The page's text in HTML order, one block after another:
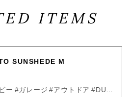
ITEMS
SUNSHEDE M
ー #ガレージ #アウトドア #DULTON